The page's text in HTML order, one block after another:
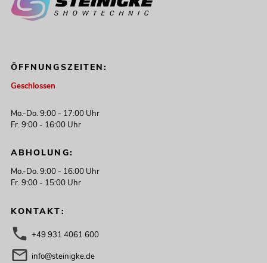
ÖFFNUNGSZEITEN:
Geschlossen
Mo.-Do. 9:00 - 17:00 Uhr
Fr. 9:00 - 16:00 Uhr
ABHOLUNG:
Mo.-Do. 9:00 - 16:00 Uhr
Fr. 9:00 - 15:00 Uhr
KONTAKT:
+49 931 4061 600
info@steinigke.de